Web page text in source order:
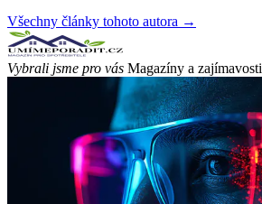
Všechny články tohoto autora →
Vybrali jsme pro vás Magazíny a zajímavosti